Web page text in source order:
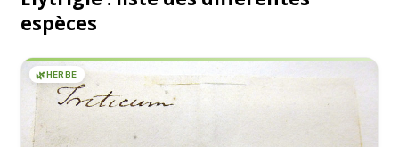
espèces
🌿HERBE